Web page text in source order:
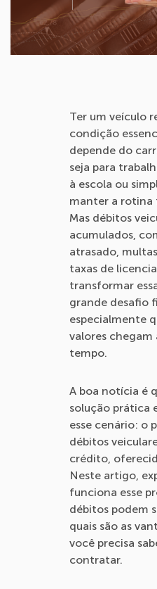
Ter um veículo
condição
depende do
seja para
à escola ou
manter a rotina
Mas débitos
acumulados,
atrasado,
taxas de
transformar
grande desafio
especialmente
valores chegam
tempo.
A boa notícia é
solução prática
esse cenário: o
débitos
crédito,
Neste artigo,
funciona esse
débitos podem
quais são as
você precisa
contratar.